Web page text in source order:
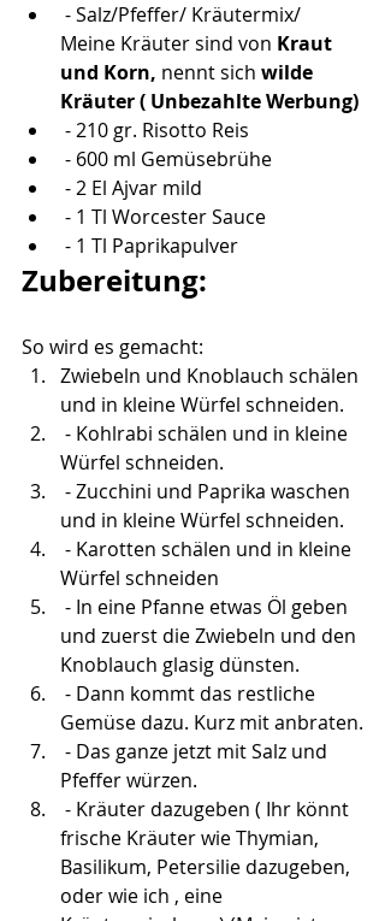
Meine Kräuter sind von Kraut
und Korn, nennt sich wilde
Kräuter ( Unbezahlte Werbung)
- 210 gr. Risotto Reis
- 600 ml Gemüsebrühe
- 2 El Ajvar mild
- 1 Tl Worcester Sauce
- 1 Tl Paprikapulver
Zubereitung:
So wird es gemacht:
Zwiebeln und Knoblauch schälen
und in kleine Würfel schneiden.
Würfel schneiden.
und in kleine Würfel schneiden.
Würfel schneiden
und zuerst die Zwiebeln und den
Knoblauch glasig dünsten.
Gemüse dazu. Kurz mit anbraten.
Pfeffer würzen.
frische Kräuter wie Thymian,
Basilikum, Petersilie dazugeben,
oder wie ich , eine